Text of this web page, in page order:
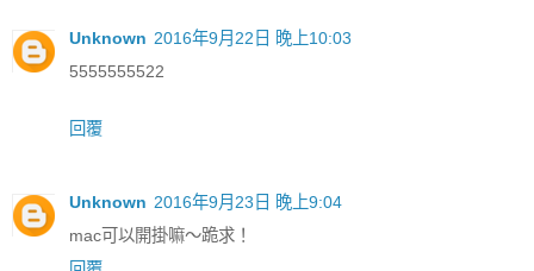
Unknown 2016年9月22日 晚上10:03
5555555522
回覆
Unknown 2016年9月23日 晚上9:04
mac可以開掛嘛～跪求！